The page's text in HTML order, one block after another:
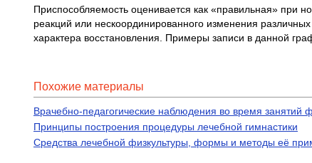
Приспособляемость оценивается как «правильная» при
реакций или нескоординированного изменения
характера восстановления. Примеры записи в данной
Похожие материалы
Врачебно-педагогические наблюдения во время занятий
Принципы построения процедуры лечебной гимнастики
Средства лечебной физкультуры, формы и методы её